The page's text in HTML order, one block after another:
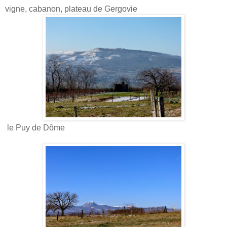
vigne, cabanon, plateau de Gergovie
le Puy de Dôme